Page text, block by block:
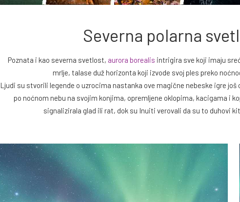
Severna polarna
Poznata i kao severna svetlost, aurora borealis intrigira sve koji imaju
mrlje, talase duž horizonta koji izvode svoj ples preko
Ljudi su stvorili legende o uzrocima nastanka ove magične nebeske igre
po noćnom nebu na svojim konjima, opremljene oklopima, kacigama i
signalizirala glad ili rat, dok su Inuiti verovali da su to duhovi